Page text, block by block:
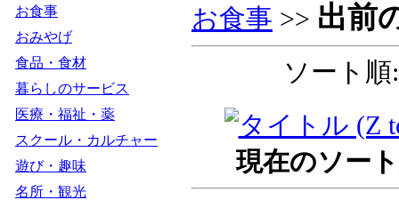
お食事
おみやげ
食品・食材
暮らしのサービス
医療・福祉・薬
スクール・カルチャー
遊び・趣味
名所・観光
お食事 >> 出前
ソート
現在のソー